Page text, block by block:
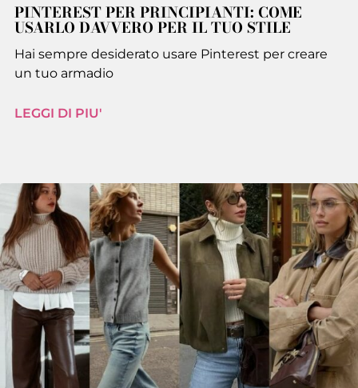
PINTEREST PER PRINCIPIANTI: COME
USARLO DAVVERO PER IL TUO STILE
Hai sempre desiderato usare Pinterest per creare
un tuo armadio
LEGGI DI PIU'